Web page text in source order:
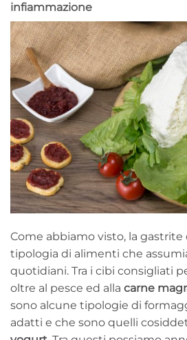
infiammazione
Come abbiamo visto, la
tipologia di alimenti che
quotidiani. Tra i cibi consigliati
oltre al pesce ed alla carne
sono alcune tipologie di
adatti e che sono quelli